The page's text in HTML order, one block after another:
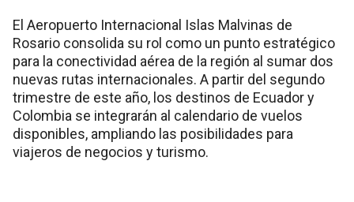
El Aeropuerto Internacional Islas Malvinas de
Rosario consolida su rol como un punto estratégico
para la conectividad aérea de la región al sumar dos
nuevas rutas internacionales. A partir del segundo
trimestre de este año, los destinos de Ecuador y
Colombia se integrarán al calendario de vuelos
disponibles, ampliando las posibilidades para
viajeros de negocios y turismo.